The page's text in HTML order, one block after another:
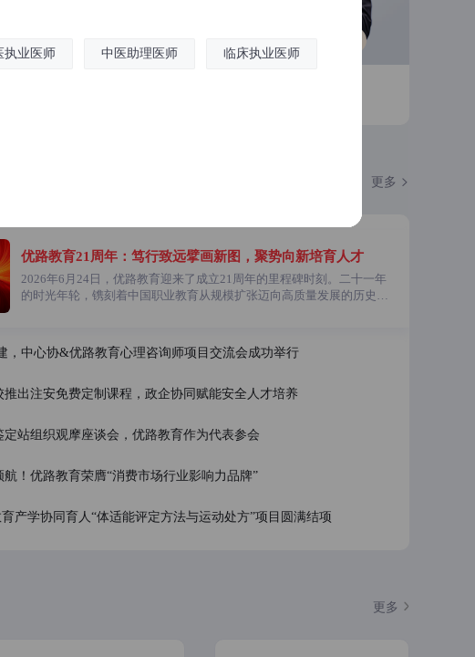
，讲课风趣生动，善于利用
对比记忆助力学员梳理知识
，提升记忆效率。
行业经验，消防单位团培工作
及考试命题要点。授课轻松有
趣通俗易懂、让学员在轻松的
氛围中沉浸式学习。对基础较
弱的学员非常友好，用大白话
更多
优路教育21周年：笃行致远擘画新图，聚势向新培育人才
2026年6月24日，优路教育迎来了成立21周年的里程碑时刻。二十一年
的时光年轮，镌刻着中国职业教育从规模扩张迈向高质量发展的历史跨
，中心协&优路教育心理咨询师项目交流会成功举行
推出注安免费定制课程，政企协同赋能安全人才培养
站组织观摩座谈会，优路教育作为代表参会
！优路教育荣膺“消费市场行业影响力品牌”
产学协同育人“体适能评定方法与运动处方”项目圆满结项
更多
执业医师 中医助理医师 临床执业医师
作师
食品安全管理师 食品安全员